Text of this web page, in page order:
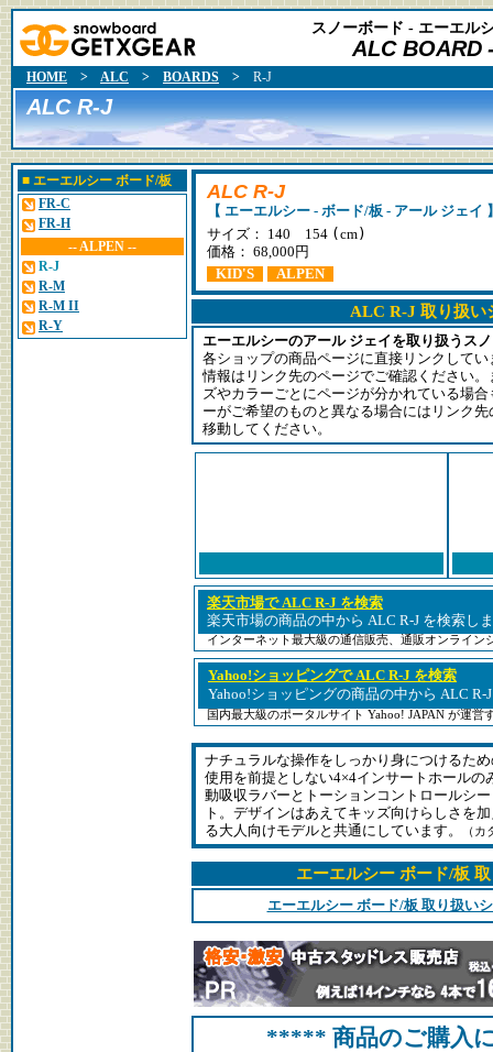
スノーボード - エーエル
ALC BOARD
HOME > ALC > BOARDS > R-J
ALC R-J
■ エーエルシー ボード/板
FR-C
FR-H
-- ALPEN --
R-J
R-M
R-M II
R-Y
ALC R-J
【 エーエルシー - ボード/板 - アール ジェイ
サイズ： 140 154 ( cm)
価格： 68,000円
KID'S
ALPEN
ALC R-J 取り扱い
エーエルシーのアール ジェイを取り扱うス
各ショップの商品ページに直接リンクして
情報はリンク先のページでご確認ください
ズやカラーごとにページが分かれている場
ーがご希望のものと異なる場合にはリンク
移動してください。
楽天市場で ALC R-J を検索
楽天市場の商品の中から ALC R-J を検索し
インターネット最大級の通信販売、通販オンライン
Yahoo!ショッピングで ALC R-J を検索
Yahoo!ショッピングの商品の中から ALC R-
国内最大級のポータルサイト Yahoo! JAPAN が運営
ナチュラルな操作をしっかり身につけるた
使用を前提としない4×4インサートホールの
動吸収ラバーとトーションコントロールシ
ト。デザインはあえてキッズ向けらしさを
る大人向けモデルと共通にしています。
（カ
エーエルシー ボード/板
エーエルシー ボード/板 取り扱い
***** 商品のご購入